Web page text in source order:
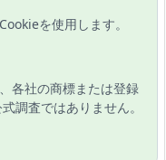
を使用します。
各社の商標または登録
調査ではありません。